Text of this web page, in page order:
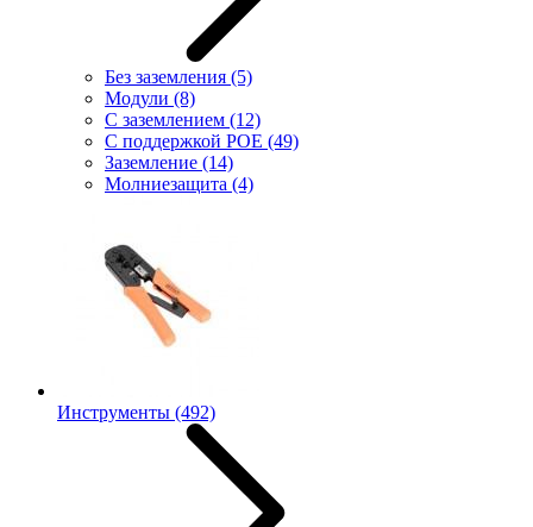
Без заземления (5)
Модули (8)
С заземлением (12)
С поддержкой POE (49)
Заземление (14)
Молниезащита (4)
Инструменты (492)